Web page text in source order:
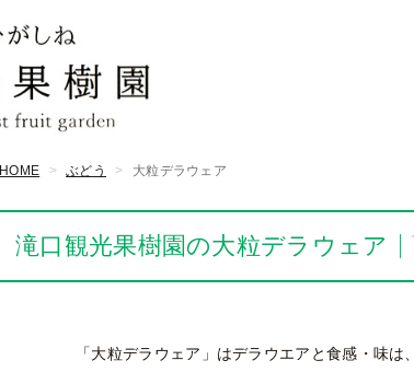
HOME ぶどう 大粒デラウェア
滝口観光果樹園の大粒デラウェア
「大粒デラウェア」はデラウエアと食感・味は